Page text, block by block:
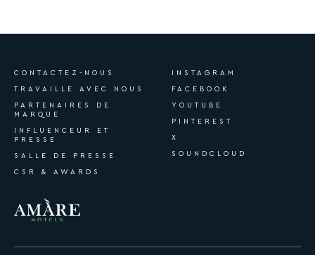
CONTACTEZ-NOUS
TRAVAILLE AVEC NOUS
PARTENAIRES DE
MARQUE
INFLUENCEUR ET
PRESSE
SALLE DE PRESSE
CSR & AWARDS
INSTAGRAM
FACEBOOK
YOUTUBE
PINTEREST
X
SOUNDCLOUD